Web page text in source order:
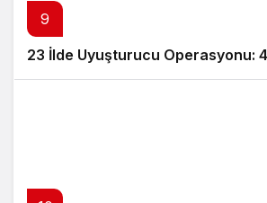
9
23 İlde Uyuşturucu Operasyonu: